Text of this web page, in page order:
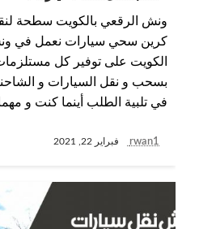
ونش الرقعي بالكويت سطحة
كرين سحي سيارات نعمل في
الكويت على توفير كل
بسحب و نقل السيارات و
في تلبية الطلب أينما كنت و
rwan1 فبراير 22, 2021